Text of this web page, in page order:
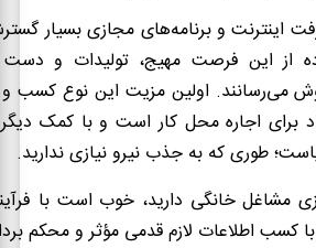
اینترنت و برنامه‌های مجازی بسیار
از این فرصت مهیج، تولیدات و دست
می‌رسانند. اولین مزیت این نوع کسب و
برای اجاره محل کار است و با کمک
طوری که به جذب نیرو نیازی ندارید.
مشاغل خانگی دارید، خوب است با
کسب اطلاعات لازم قدمی مؤثر و محکم